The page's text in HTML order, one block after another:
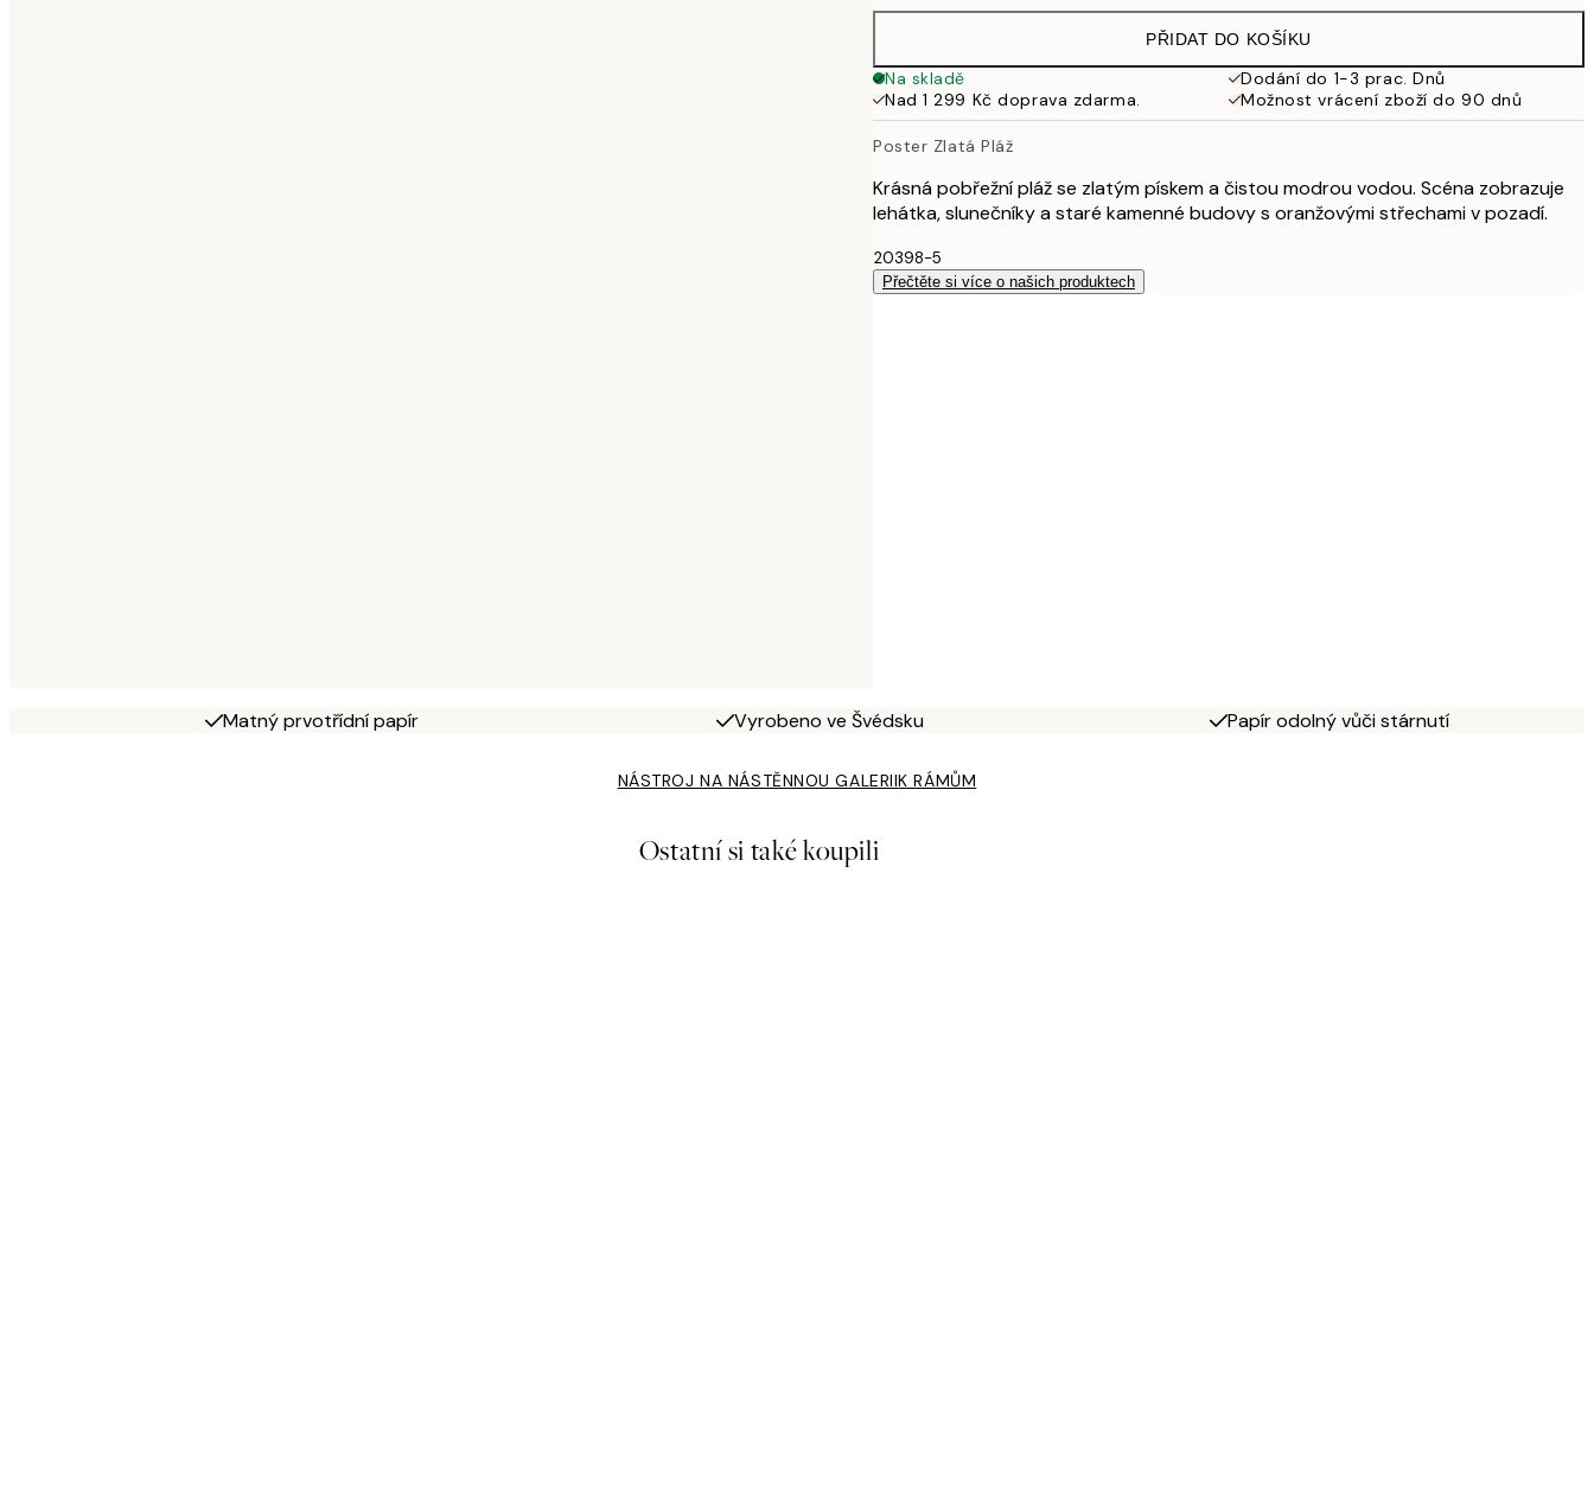
PŘIDAT DO KOŠÍKU
Na skladě
Dodání do 1-3 prac. Dnů
Nad 1 299 Kč doprava zdarma.
Možnost vrácení zboží do 90 dnů
Poster Zlatá Pláž
Krásná pobřežní pláž se zlatým pískem a čistou modrou vodou. Scéna zobrazuje
lehátka, slunečníky a staré kamenné budovy s oranžovými střechami v pozadí.
20398-5
Přečtěte si více o našich produktech
Matný prvotřídní papír Vyrobeno ve Švédsku Papír odolný vůči stárnutí
NÁSTROJ NA NÁSTĚNNOU GALERIIK RÁMŮM
Ostatní si také koupili